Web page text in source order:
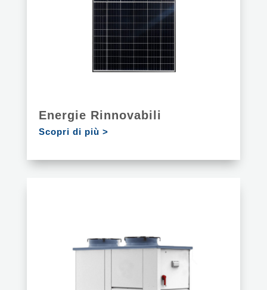
Energie Rinnovabili
Scopri di più >